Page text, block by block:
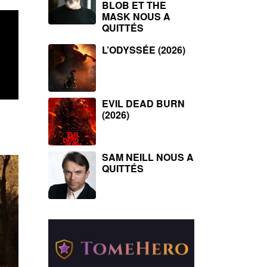
BLOB ET THE
MASK NOUS A
QUITTÉS
L’ODYSSÉE (2026)
EVIL DEAD BURN
(2026)
SAM NEILL NOUS A
QUITTÉS